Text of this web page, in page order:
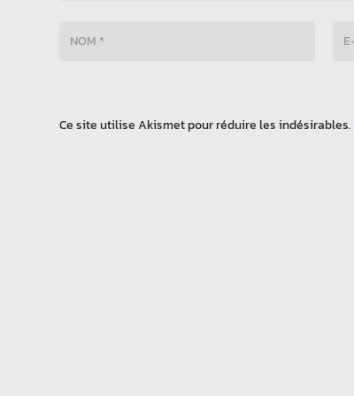
Ce site utilise Akismet pour réduire les indésirables.